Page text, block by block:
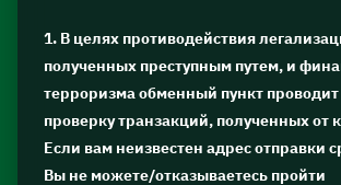
1. В целях противодействия
полученных преступным путем, и
терроризма обменный пункт проводит
проверку транзакций, полученных от
Если вам неизвестен адрес отправки
Вы не можете/отказываетесь пройти